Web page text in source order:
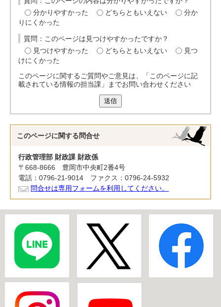
分かりやすかった
どちらともいえない
分か
りにくかった
質問：このページは見つけやすかったですか？
見つけやすかった
どちらともいえない
見つ
けにくかった
このページに関するご質問やご意見は、「このページに記
載されている情報の担当課」までお問い合わせください
送信
このページに関する 問合せ
行政管理部 財政課 財政係
〒668-8666 豊岡市中央町2番4号
電話：0796-21-9014 ファクス：0796-24-5932
問合せは専用フォームを利用してください。